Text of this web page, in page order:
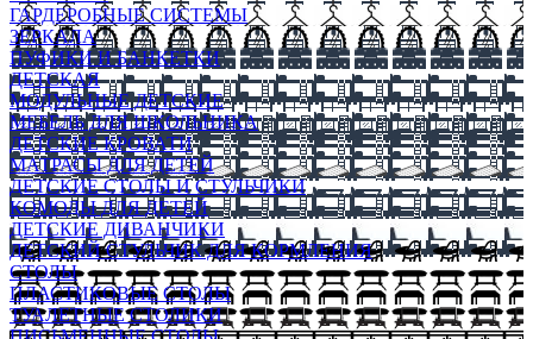
ГАРДЕРОБНЫЕ СИСТЕМЫ
ЗЕРКАЛА
ПУФИКИ И БАНКЕТКИ
ДЕТСКАЯ
МОДУЛЬНЫЕ ДЕТСКИЕ
МЕБЕЛЬ ДЛЯ ШКОЛЬНИКА
ДЕТСКИЕ КРОВАТИ
МАТРАСЫ ДЛЯ ДЕТЕЙ
ДЕТСКИЕ СТОЛЫ И СТУЛЬЧИКИ
КОМОДЫ ДЛЯ ДЕТЕЙ
ДЕТСКИЕ ДИВАНЧИКИ
ДЕТСКИЙ СТУЛЬЧИК ДЛЯ КОРМЛЕНИЯ
СТОЛЫ
ПЛАСТИКОВЫЕ СТОЛЫ
ТУАЛЕТНЫЕ СТОЛИКИ